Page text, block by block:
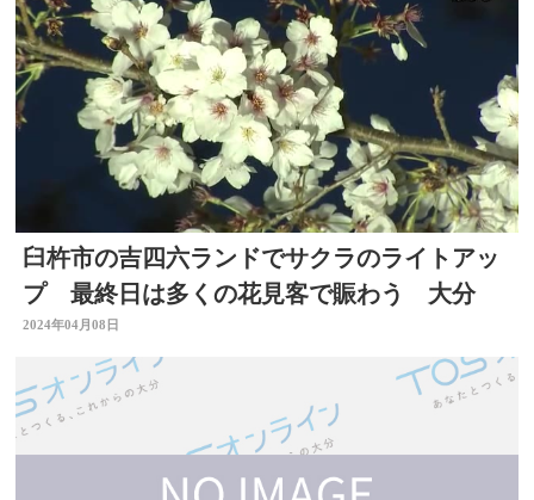
臼杵市の吉四六ランドでサクラのライトアッ
プ 最終日は多くの花見客で賑わう 大分
2024年04月08日